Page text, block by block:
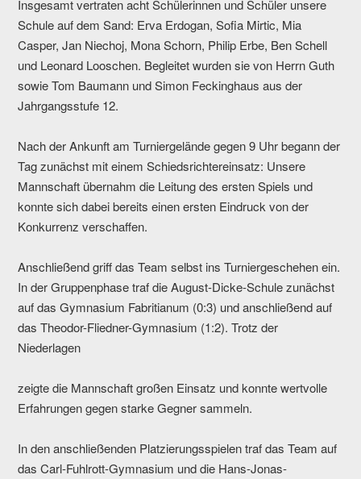
Insgesamt vertraten acht Schülerinnen und Schüler unsere
Schule auf dem Sand: Erva Erdogan, Sofia Mirtic, Mia
Casper, Jan Niechoj, Mona Schorn, Philip Erbe, Ben Schell
und Leonard Looschen. Begleitet wurden sie von Herrn Guth
sowie Tom Baumann und Simon Feckinghaus aus der
Jahrgangsstufe 12.
Nach der Ankunft am Turniergelände gegen 9 Uhr begann der
Tag zunächst mit einem Schiedsrichtereinsatz: Unsere
Mannschaft übernahm die Leitung des ersten Spiels und
konnte sich dabei bereits einen ersten Eindruck von der
Konkurrenz verschaffen.
Anschließend griff das Team selbst ins Turniergeschehen ein.
In der Gruppenphase traf die August-Dicke-Schule zunächst
auf das Gymnasium Fabritianum (0:3) und anschließend auf
das Theodor-Fliedner-Gymnasium (1:2). Trotz der
Niederlagen
zeigte die Mannschaft großen Einsatz und konnte wertvolle
Erfahrungen gegen starke Gegner sammeln.
In den anschließenden Platzierungsspielen traf das Team auf
das Carl-Fuhlrott-Gymnasium und die Hans-Jonas-